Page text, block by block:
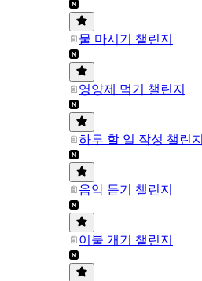
물 마시기 챌린지
영양제 먹기 챌린지
하루 할 일 작성 챌린지
음악 듣기 챌린지
이불 개기 챌린지